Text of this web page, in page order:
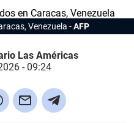
Venezuela AFP
Las Américas
- 09:24